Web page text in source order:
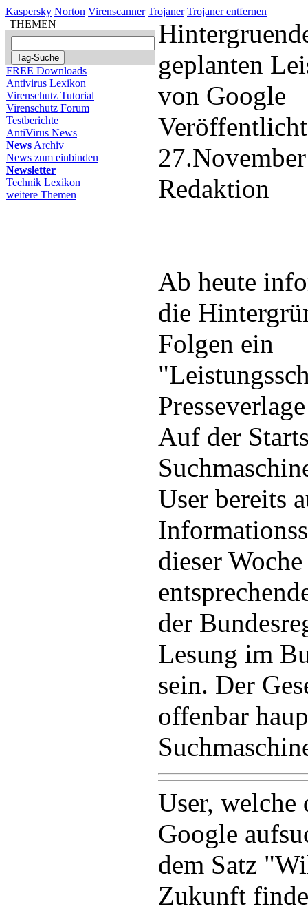
Kaspersky Norton Virenscanner Trojaner Trojaner entfernen
THEMEN
FREE Downloads
Antivirus Lexikon
Virenschutz Tutorial
Virenschutz Forum
Testberichte
AntiVirus News
News Archiv
News zum einbinden
Newsletter
Technik Lexikon
weitere Themen
geplanten
von Google
Redaktion
Ab heute
die
Folgen ein
Auf der
User bereits
dieser
der
Lesung im
sein. Der
offenbar
User, welche
Google
dem Satz
Zukunft